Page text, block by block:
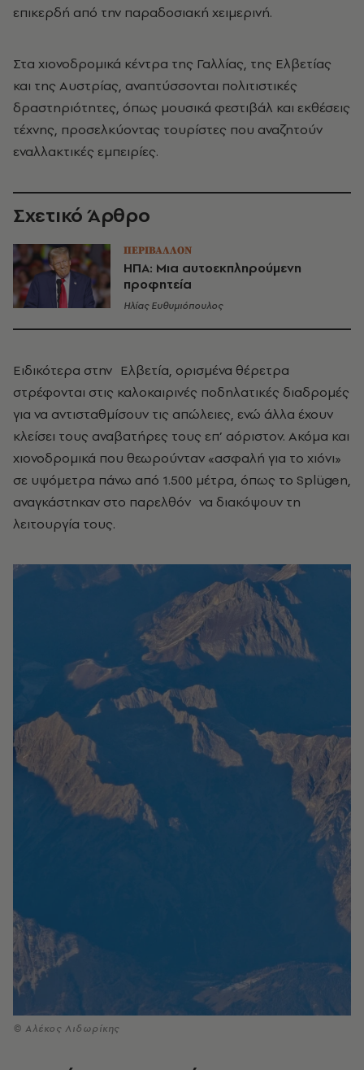
επικερδή από την παραδοσιακή χειμερινή.
Στα χιονοδρομικά κέντρα της Γαλλίας, της Ελβετίας
και της Αυστρίας, αναπτύσσονται πολιτιστικές
δραστηριότητες, όπως μουσικά φεστιβάλ και εκθέσεις
τέχνης, προσελκύοντας τουρίστες που αναζητούν
εναλλακτικές εμπειρίες.
Σχετικό Άρθρο
ΠΕΡΙΒΑΛΛΟΝ
ΗΠΑ: Μια αυτοεκπληρούμενη
προφητεία
Ηλίας Ευθυμιόπουλος
Ειδικότερα στην Ελβετία, ορισμένα θέρετρα
στρέφονται στις καλοκαιρινές ποδηλατικές διαδρομές
για να αντισταθμίσουν τις απώλειες, ενώ άλλα έχουν
κλείσει τους αναβατήρες τους επ’ αόριστον. Ακόμα και
χιονοδρομικά που θεωρούνταν «ασφαλή για το χιόνι»
σε υψόμετρα πάνω από 1.500 μέτρα, όπως το Splügen,
αναγκάστηκαν στο παρελθόν να διακόψουν τη
λειτουργία τους.
© Αλέκος Λιδωρίκης